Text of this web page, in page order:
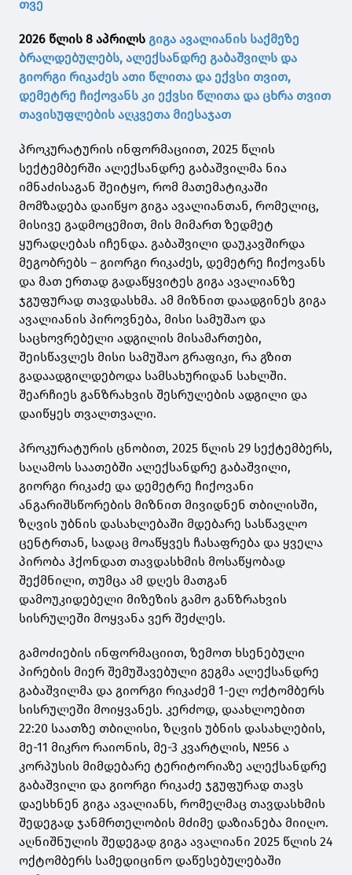
თვე
2026 წლის 8 აპრილს გიგა ავალიანის საქმეზე
ბრალდებულებს, ალექსანდრე გაბაშვილს და
გიორგი რიკაძეს ათი წლითა და ექვსი თვით,
დემეტრე ჩიქოვანს კი ექვსი წლითა და ცხრა თვით
თავისუფლების აღკვეთა მიესაჯათ
პროკურატურის ინფორმაციით, 2025 წლის
სექტემბერში ალექსანდრე გაბაშვილმა ნია
იმნაძისაგან შეიტყო, რომ მათემატიკაში
მომზადება დაიწყო გიგა ავალიანთან, რომელიც,
მისივე გადმოცემით, მის მიმართ ზედმეტ
ყურადღებას იჩენდა. გაბაშვილი დაუკავშირდა
მეგობრებს – გიორგი რიკაძეს, დემეტრე ჩიქოვანს
და მათ ერთად გადაწყვიტეს გიგა ავალიანზე
ჯგუფურად თავდასხმა. ამ მიზნით დაადგინეს გიგა
ავალიანის პიროვნება, მისი სამუშაო და
საცხოვრებელი ადგილის მისამართები,
შეისწავლეს მისი სამუშაო გრაფიკი, რა გზით
გადაადგილდებოდა სამსახურიდან სახლში.
შეარჩიეს განზრახვის შესრულების ადგილი და
დაიწყეს თვალთვალი.
პროკურატურის ცნობით, 2025 წლის 29 სექტემბერს,
საღამოს საათებში ალექსანდრე გაბაშვილი,
გიორგი რიკაძე და დემეტრე ჩიქოვანი
ანგარიშსწორების მიზნით მივიდნენ თბილისში,
ზღვის უბნის დასახლებაში მდებარე სასწავლო
ცენტრთან, სადაც მოაწყვეს ჩასაფრება და ყველა
პირობა ჰქონდათ თავდასხმის მოსაწყობად
შექმნილი, თუმცა ამ დღეს მათგან
დამოუკიდებელი მიზეზის გამო განზრახვის
სისრულეში მოყვანა ვერ შეძლეს.
გამოძიების ინფორმაციით, ზემოთ ხსენებული
პირების მიერ შემუშავებული გეგმა ალექსანდრე
გაბაშვილმა და გიორგი რიკაძემ 1-ელ ოქტომბერს
სისრულეში მოიყვანეს. კერძოდ, დაახლოებით
22:20 საათზე თბილისი, ზღვის უბნის დასახლების,
მე-11 მიკრო რაიონის, მე-3 კვარტლის, №56 ა
კორპუსის მიმდებარე ტერიტორიაზე ალექსანდრე
გაბაშვილი და გიორგი რიკაძე ჯგუფურად თავს
დაესხნენ გიგა ავალიანს, რომელმაც თავდასხმის
შედეგად ჯანმრთელობის მძიმე დაზიანება მიიღო.
აღნიშნულის შედეგად გიგა ავალიანი 2025 წლის 24
ოქტომბერს სამედიცინო დაწესებულებაში